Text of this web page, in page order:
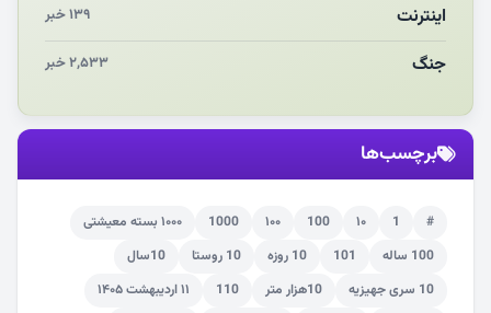
اینترنت ۱۳۹ خبر
جنگ ۲,۵۳۳ خبر
برچسب‌ها
#
1 ۱۰ 100 ۱۰۰ 1000
۱۰۰۰ بسته معیشتی
100 ساله
101 10 روزه 10 روستا
10سال
10 سری جهیزیه
10هزار متر 110
۱۱ اردیبهشت ۱۴۰۵